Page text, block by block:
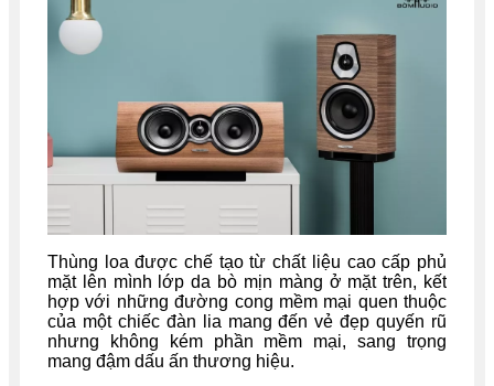
Thùng loa được chế tạo từ chất liệu cao cấp phủ
mặt lên mình lớp da bò mịn màng ở mặt trên, kết
hợp với những đường cong mềm mại quen thuộc
của một chiếc đàn lia mang đến vẻ đẹp quyến rũ
nhưng không kém phần mềm mại, sang trọng
mang đậm dấu ấn thương hiệu.